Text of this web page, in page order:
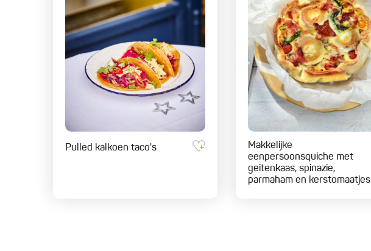
Pulled kalkoen taco's
Makkelijke
eenpersoonsquiche met
geitenkaas, spinazie,
parmaham en kerstomaatjes